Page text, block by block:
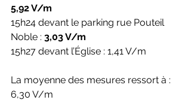
5,92 V/m
15h24 devant le parking rue Pouteil
Noble : 3,03 V/m
15h27 devant l’Église : 1,41 V/m
La moyenne des mesures ressort à :
6,30 V/m